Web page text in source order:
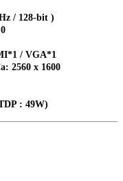
/ 128-bit )
/ VGA*1
2560 x 1600
: 49W)